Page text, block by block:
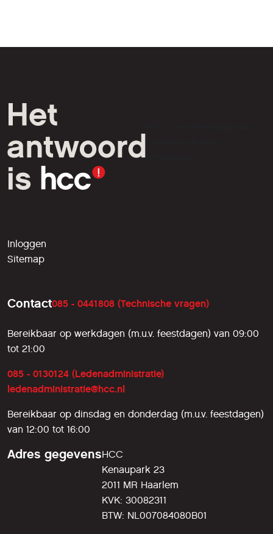
liefhebbers.
Inloggen
Sitemap
Contact085 - 0441808 (Technische vragen)
Bereikbaar op werkdagen (m.u.v. feestdagen) van 09:00
tot 21:00
085 - 0130124 (Ledenadministratie)
ledenadministratie@hcc.nl
Bereikbaar op dinsdag en donderdag (m.u.v. feestdagen)
van 12:00 tot 16:00
Adres gegevensHCC
Kenaupark 23
2011 MR Haarlem
KVK: 30082311
BTW: NL007084080B01